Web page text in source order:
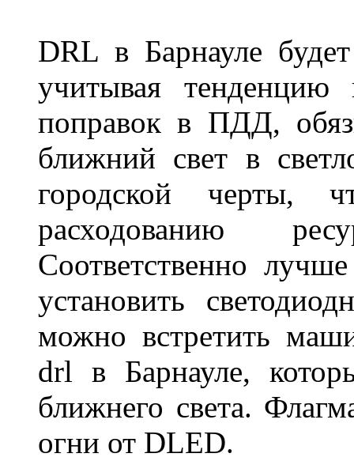
DRL в Барнауле
учитывая тенденцию
поправок в ПДД,
ближний свет в
городской черты,
расходованию
Соответственно
установить
можно встретить
drl в Барнауле,
ближнего света.
огни от DLED.